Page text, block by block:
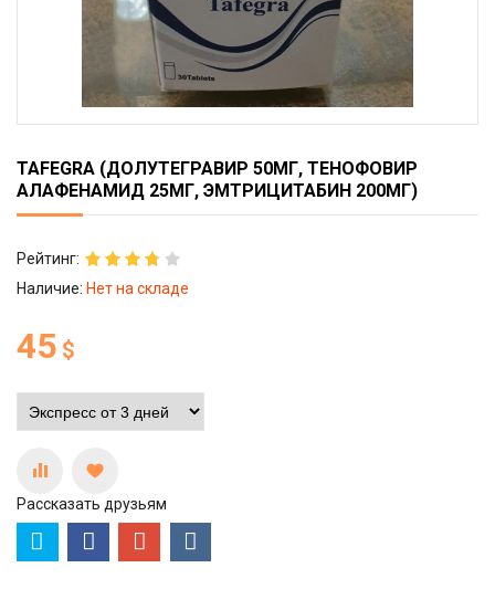
TAFEGRA (ДОЛУТЕГРАВИР 50МГ, ТЕНОФОВИР
АЛАФЕНАМИД 25МГ, ЭМТРИЦИТАБИН 200МГ)
Рейтинг:
Наличие: Нет на складе
45 $
Рассказать друзьям